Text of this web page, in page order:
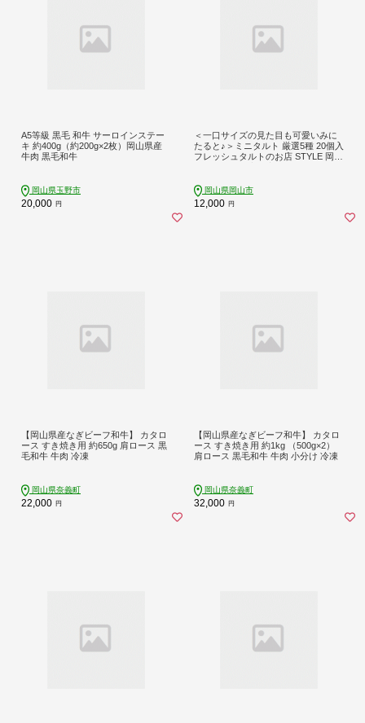
A5等級 黒毛 和牛 サーロインステー
キ 約400g（約200g×2枚）岡山県産
牛肉 黒毛和牛
岡山県玉野市
20,000 円
＜一口サイズの見た目も可愛いみに
たると♪＞ミニタルト 厳選5種 20個入
フレッシュタルトのお店 STYLE 岡山
岡山県岡山市
12,000 円
【岡山県産なぎビーフ和牛】 カタロ
ース すき焼き用 約650g 肩ロース 黒
毛和牛 牛肉 冷凍
岡山県奈義町
22,000 円
【岡山県産なぎビーフ和牛】 カタロ
ース すき焼き用 約1kg （500g×2）
肩ロース 黒毛和牛 牛肉 小分け 冷凍
岡山県奈義町
32,000 円